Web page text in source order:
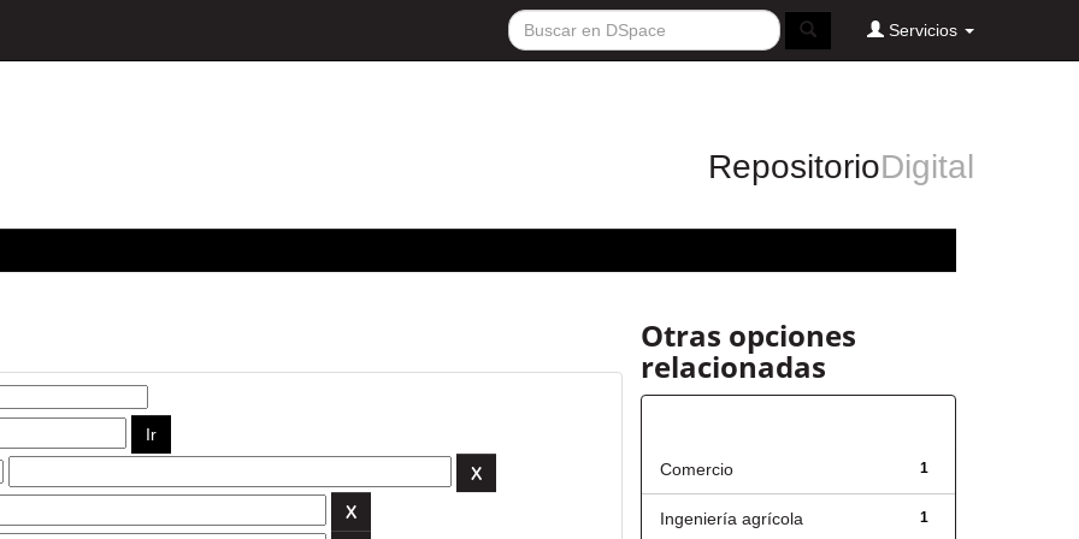
Servicios
RepositorioDigital
Otras opciones
relacionadas
1
Comercio
1
Ingeniería agrícola